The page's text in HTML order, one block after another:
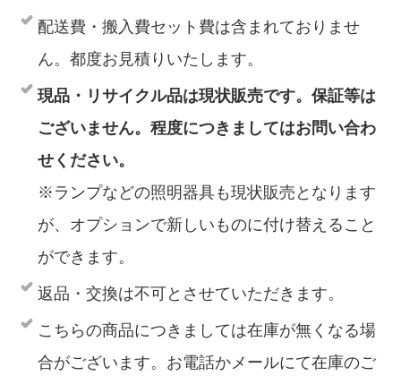
配送費・搬入費セット費は含まれておりませ
ん。都度お見積りいたします。
現品・リサイクル品は現状販売です。保証等は
ございません。程度につきましてはお問い合わ
せください。
※ランプなどの照明器具も現状販売となります
が、オプションで新しいものに付け替えること
ができます。
返品・交換は不可とさせていただきます。
こちらの商品につきましては在庫が無くなる場
合がございます。お電話かメールにて在庫のご